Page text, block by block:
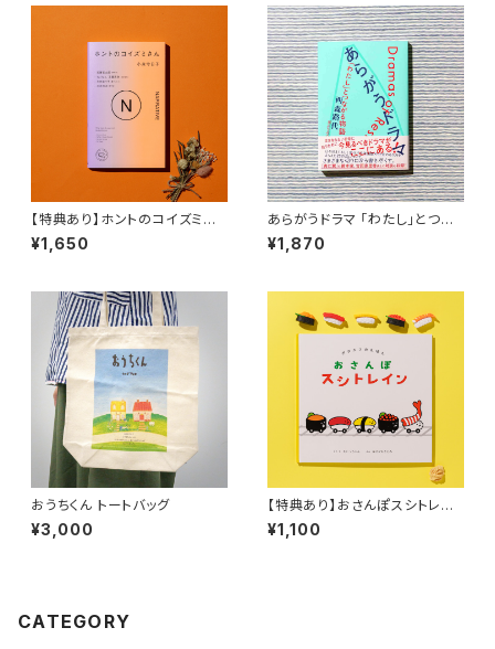
【特典あり】ホントのコイズミさ
ん NARRATIVE
¥1,650
あらがうドラマ 「わたし」とつな
がる物語
¥1,870
おうちくん トートバッグ
¥3,000
【特典あり】おさんぽスシトレイ
ン
¥1,100
CATEGORY